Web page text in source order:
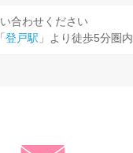
合わせください
登戸駅 」より徒歩5分圏内